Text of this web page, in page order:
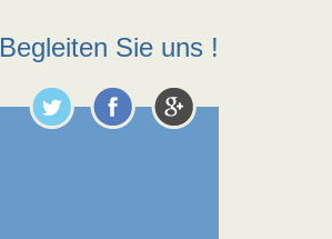
Begleiten Sie uns !